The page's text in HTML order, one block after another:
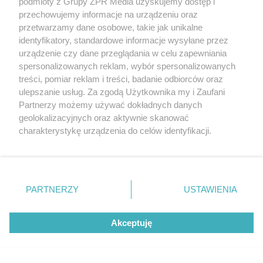
Zbigniew Ulmaniec
Edyta Nowak
Łukasz Warcholiński
Ryszard Pilch
San Kocoń
Okręg nr 7 (Bieńczyce, Nowa Huta)
Bogumiła Drabik
Magdalena Mazurkiewicz
Bożena Grzegorzek
Mariusz Skórski
Sebastian Piekarek
przechowujemy informacje na urządzeniu oraz
przetwarzamy dane osobowe, takie jak unikalne
identyfikatory, standardowe informacje wysyłane przez
urządzenie czy dane przeglądania w celu zapewniania
spersonalizowanych reklam, wybór spersonalizowanych
treści, pomiar reklam i treści, badanie odbiorców oraz
ulepszanie usług. Za zgodą Użytkownika my i Zaufani
Partnerzy możemy używać dokładnych danych
geolokalizacyjnych oraz aktywnie skanować
charakterystykę urządzenia do celów identyfikacji.
zmienić/wycofać klikając przycisk ustawień prywatności
znajdujący się w lewym dolnym rogu strony
rodzaje przetwarzania danych nie wymagają zgody
użytkownika, ale masz prawo sprzeciwić się takiemu
przetwarzaniu. Preferencje będą miały zastosowanie tylko
PARTNERZY USTAWIENIA
Akceptuję